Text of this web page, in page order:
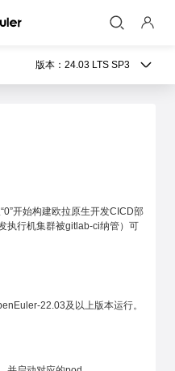
版本： 24.03 LTS SP3
开始构建欧拉原生开发CICD部
执行机集群被gitlab-ci纳管）可
22.03及以上版本运行。